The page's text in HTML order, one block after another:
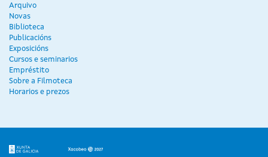
Arquivo
Novas
Biblioteca
Publicacións
Exposicións
Cursos e seminarios
Empréstito
Sobre a Filmoteca
Horarios e prezos